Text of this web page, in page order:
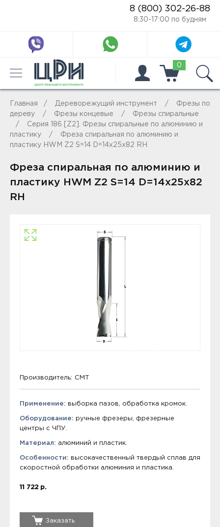
8 (800) 302-26-88
8:30-17:00 по будням
0
Главная Дереворежущий инструмент
Фрезы по
дереву
Фрезы концевые
Фрезы спиральные
Серия 186 [Z2]. Фрезы спиральные по алюминию и
пластику
Фреза спиральная по алюминию и
пластику HWM Z2 S=14 D=14x25x82 RH
Фреза спиральная по алюминию и
пластику HWM Z2 S=14 D=14x25x82
RH
Производитель: CMT
Применение: выборка пазов, обработка кромок.
Оборудование: ручные фрезеры, фрезерные
центры с ЧПУ.
Материал: алюминий и пластик.
Особенности: высокачественный твердый сплав для
скоростной обработки алюминия и пластика.
11 722 р.
Заказать